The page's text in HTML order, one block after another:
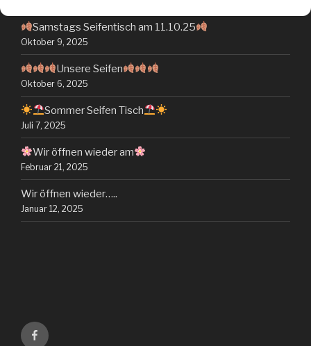
Samstags Seifentisch am 11.10.25
Oktober 9, 2025
Unsere Seifen
Oktober 6, 2025
Sommer Seifen Tisch
Juli 7, 2025
Wir öffnen wieder am
Februar 21, 2025
Wir öffnen wieder…..
Januar 12, 2025
Facebook